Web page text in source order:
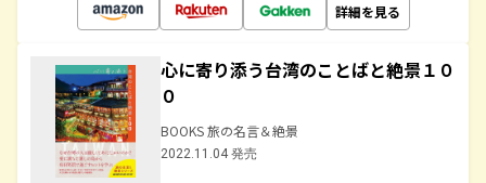
詳細を見る
心に寄り添う台湾のことばと絶景１０
０
BOOKS 旅の名言＆絶景
2022.11.04 発売